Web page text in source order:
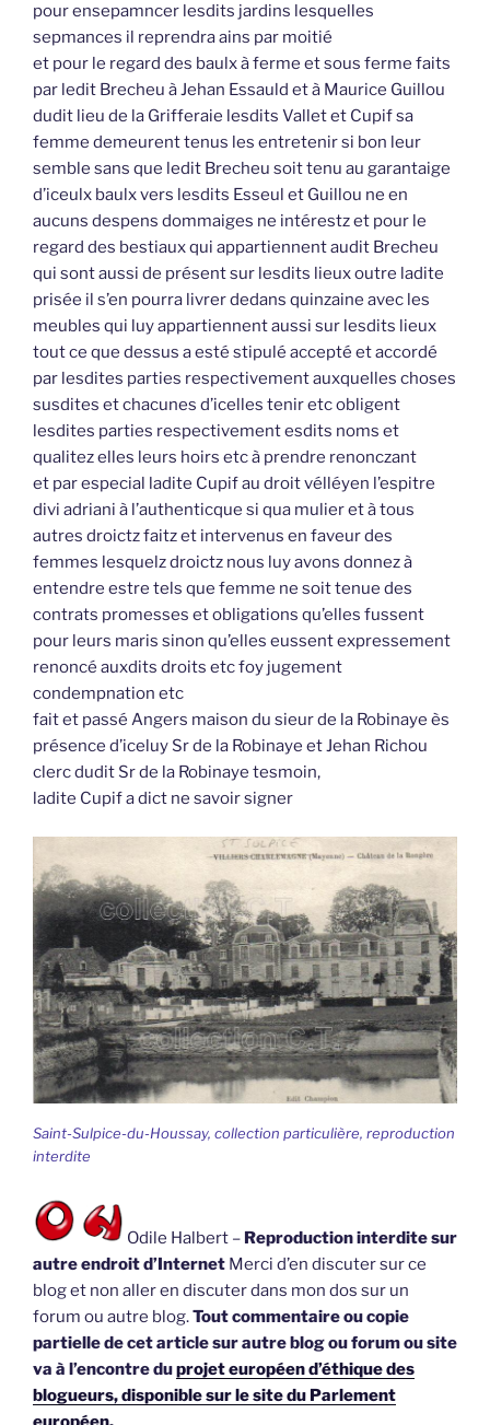
pour ensepamncer lesdits jardins lesquelles
sepmances il reprendra ains par moitié
et pour le regard des baulx à ferme et sous ferme faits
par ledit Brecheu à Jehan Essauld et à Maurice Guillou
dudit lieu de la Grifferaie lesdits Vallet et Cupif sa
femme demeurent tenus les entretenir si bon leur
semble sans que ledit Brecheu soit tenu au garantaige
d’iceulx baulx vers lesdits Esseul et Guillou ne en
aucuns despens dommaiges ne intérestz et pour le
regard des bestiaux qui appartiennent audit Brecheu
qui sont aussi de présent sur lesdits lieux outre ladite
prisée il s’en pourra livrer dedans quinzaine avec les
meubles qui luy appartiennent aussi sur lesdits lieux
tout ce que dessus a esté stipulé accepté et accordé
par lesdites parties respectivement auxquelles choses
susdites et chacunes d’icelles tenir etc obligent
lesdites parties respectivement esdits noms et
qualitez elles leurs hoirs etc à prendre renonczant
et par especial ladite Cupif au droit vélléyen l’espitre
divi adriani à l’authenticque si qua mulier et à tous
autres droictz faitz et intervenus en faveur des
femmes lesquelz droictz nous luy avons donnez à
entendre estre tels que femme ne soit tenue des
contrats promesses et obligations qu’elles fussent
pour leurs maris sinon qu’elles eussent expressement
renoncé auxdits droits etc foy jugement
condempnation etc
fait et passé Angers maison du sieur de la Robinaye ès
présence d’iceluy Sr de la Robinaye et Jehan Richou
clerc dudit Sr de la Robinaye tesmoin,
ladite Cupif a dict ne savoir signer
Saint-Sulpice-du-Houssay, collection particulière, reproduction
interdite
Odile Halbert – Reproduction interdite sur
autre endroit d’Internet Merci d’en discuter sur ce
blog et non aller en discuter dans mon dos sur un
forum ou autre blog.Tout commentaire ou copie
partielle de cet article sur autre blog ou forum ou site
va à l’encontre duprojet européen d’éthique des
blogueurs, disponible sur le site du Parlement